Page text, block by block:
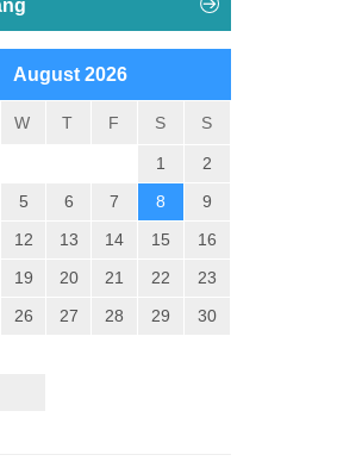
August 2026
W T F S S
1
2
5 6 7 8
9
12 13 14 15
16
19 20 21 22
23
26 27 28 29
30